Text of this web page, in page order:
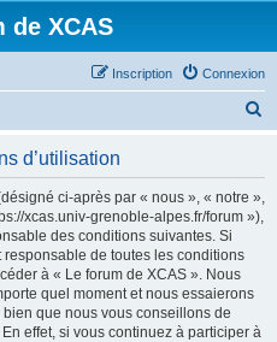
de XCAS
Connexion
Inscription
d’utilisation
ci-après par « nous », « notre »,
xcas.univ-grenoble-alpes.fr/forum »),
des conditions suivantes. Si
responsable de toutes les conditions
à « Le forum de XCAS ». Nous
quel moment et nous essaierons
que nous vous conseillons de
effet, si vous continuez à participer à